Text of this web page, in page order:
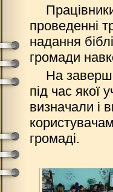
проведенні
надання
громади
На
під час якої
визначали і
громаді.